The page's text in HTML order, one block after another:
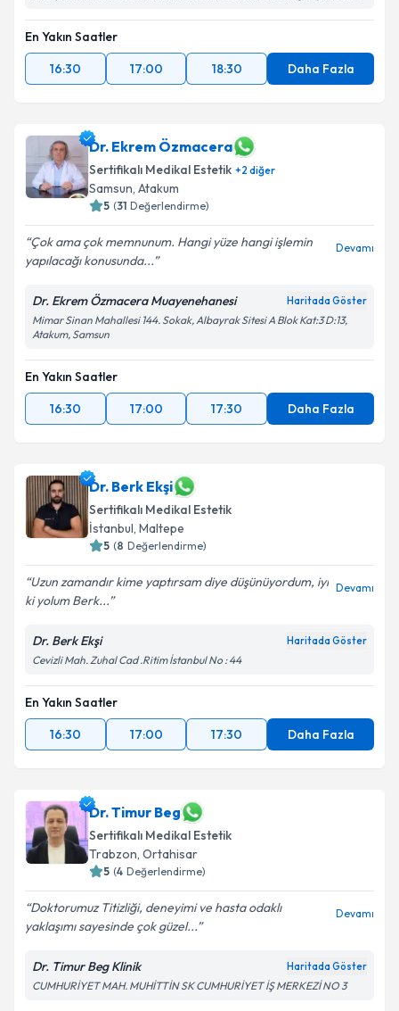
En Yakın Saatler
16:30
17:00 18:30 Daha Fazla
Dr. Ekrem Özmacera
Sertifikalı Medikal Estetik +2 diğer
Samsun, Atakum
5 (31 Değerlendirme)
Çok ama çok memnunum. Hangi yüze hangi işlemin
yapılacağı konusunda...
Devamı
Dr. Ekrem Özmacera Muayenehanesi Haritada Göster
Mimar Sinan Mahallesi 144. Sokak, Albayrak Sitesi A Blok Kat:3 D:13,
Atakum, Samsun
En Yakın Saatler
16:30
17:00 17:30 Daha Fazla
Dr. Berk Ekşi
Sertifikalı Medikal Estetik
İstanbul, Maltepe
5 (8 Değerlendirme)
Uzun zamandır kime yaptırsam diye düşünüyordum, iyi
ki yolum Berk...
Devamı
Dr. Berk Ekşi Haritada Göster
Cevizli Mah. Zuhal Cad .Ritim İstanbul No : 44
En Yakın Saatler
16:30
17:00 17:30 Daha Fazla
Dr. Timur Beg
Sertifikalı Medikal Estetik
Trabzon, Ortahisar
5 (4 Değerlendirme)
Doktorumuz Titizliği, deneyimi ve hasta odaklı
yaklaşımı sayesinde çok güzel...
Devamı
Dr. Timur Beg Klinik Haritada Göster
CUMHURİYET MAH. MUHİTTİN SK CUMHURİYET İŞ MERKEZİ NO 3